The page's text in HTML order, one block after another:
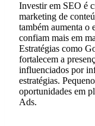
Investir em SEO é
marketing de
também aumenta o
confiam mais em
Estratégias como
fortalecem a
influenciados por
estratégias.
oportunidades em
Ads.